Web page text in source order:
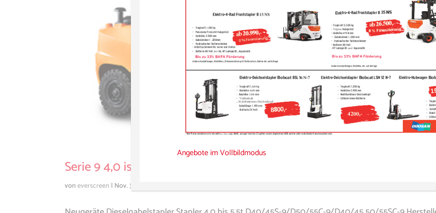
Serie 9 4,0 is 5,5 Tonnen
voneverscreen | Nov. 30, 2020
Angebote im Vollbildmodus